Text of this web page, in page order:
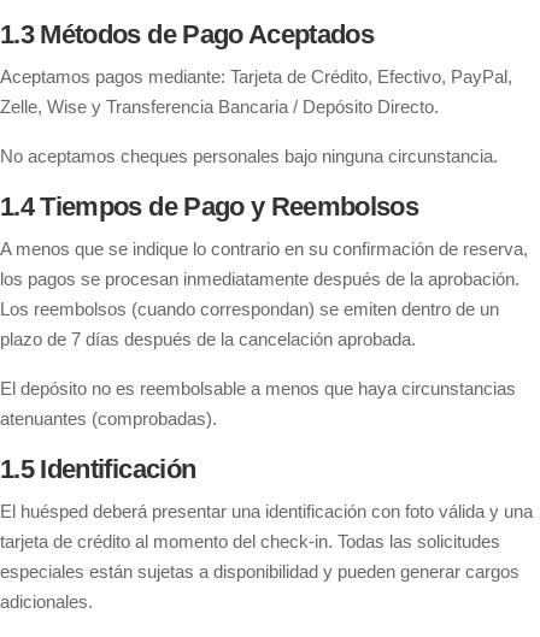
1.3 Métodos de Pago Aceptados
Aceptamos pagos mediante: Tarjeta de Crédito, Efectivo, PayPal,
Zelle, Wise y Transferencia Bancaria / Depósito Directo.
No aceptamos cheques personales bajo ninguna circunstancia.
1.4 Tiempos de Pago y Reembolsos
A menos que se indique lo contrario en su confirmación de reserva,
los pagos se procesan inmediatamente después de la aprobación.
Los reembolsos (cuando correspondan) se emiten dentro de un
plazo de 7 días después de la cancelación aprobada.
El depósito no es reembolsable a menos que haya circunstancias
atenuantes (comprobadas).
1.5 Identificación
El huésped deberá presentar una identificación con foto válida y una
tarjeta de crédito al momento del check-in. Todas las solicitudes
especiales están sujetas a disponibilidad y pueden generar cargos
adicionales.